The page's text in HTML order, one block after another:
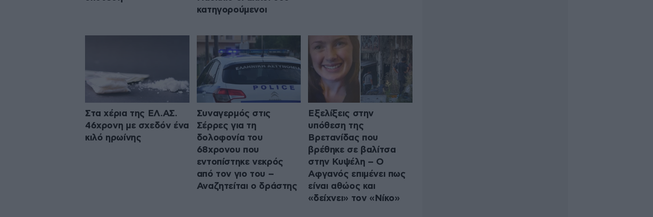
κατηγορούμενοι
Στα χέρια της ΕΛ.ΑΣ.
46χρονη με σχεδόν ένα
κιλό ηρωίνης
Συναγερμός στις
Σέρρες για τη
δολοφονία του
68χρονου που
εντοπίστηκε νεκρός
από τον γιο του –
Αναζητείται ο δράστης
Εξελίξεις στην
υπόθεση της
Βρετανίδας που
βρέθηκε σε βαλίτσα
στην Κυψέλη – Ο
Αφγανός επιμένει πως
είναι αθώος και
«δείχνει» τον «Νίκο»